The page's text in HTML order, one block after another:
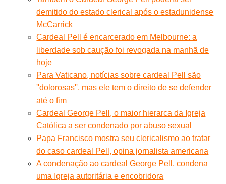
demitido do estado clerical após o estadunidense
McCarrick
Cardeal Pell é encarcerado em Melbourne: a
liberdade sob caução foi revogada na manhã de
hoje
Para Vaticano, notícias sobre cardeal Pell são
''dolorosas'', mas ele tem o direito de se defender
até o fim
Cardeal George Pell, o maior hierarca da Igreja
Católica a ser condenado por abuso sexual
Papa Francisco mostra seu clericalismo ao tratar
do caso cardeal Pell, opina jornalista americana
A condenação ao cardeal George Pell, condena
uma Igreja autoritária e encobridora